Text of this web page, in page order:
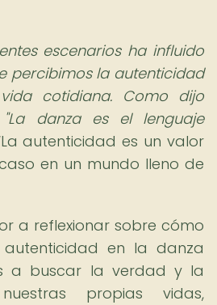
escenarios ha influido
percibimos la autenticidad
cotidiana. Como dijo
danza es el lenguaje
La autenticidad es un valor
en un mundo lleno de
a reflexionar sobre cómo
en la danza
a buscar la verdad y la
propias vidas,